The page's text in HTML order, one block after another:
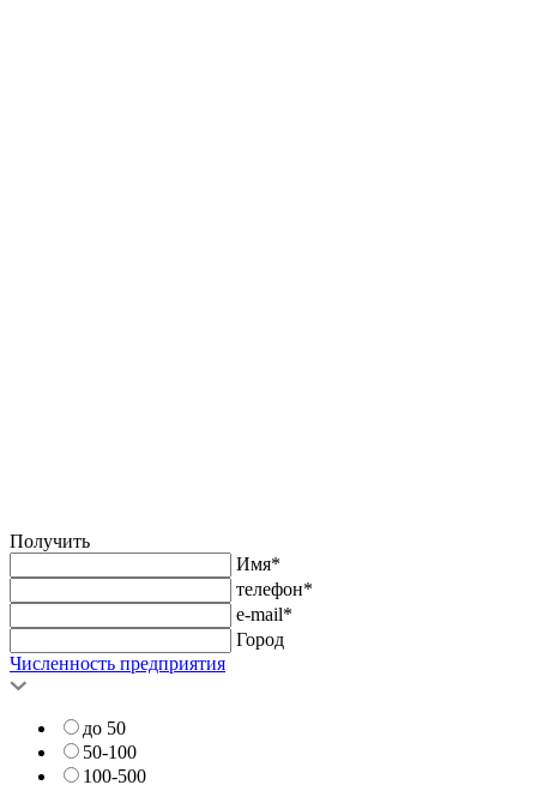
Получить
Имя*
телефон*
e-mail*
Город
Численность предприятия
до 50
50-100
100-500